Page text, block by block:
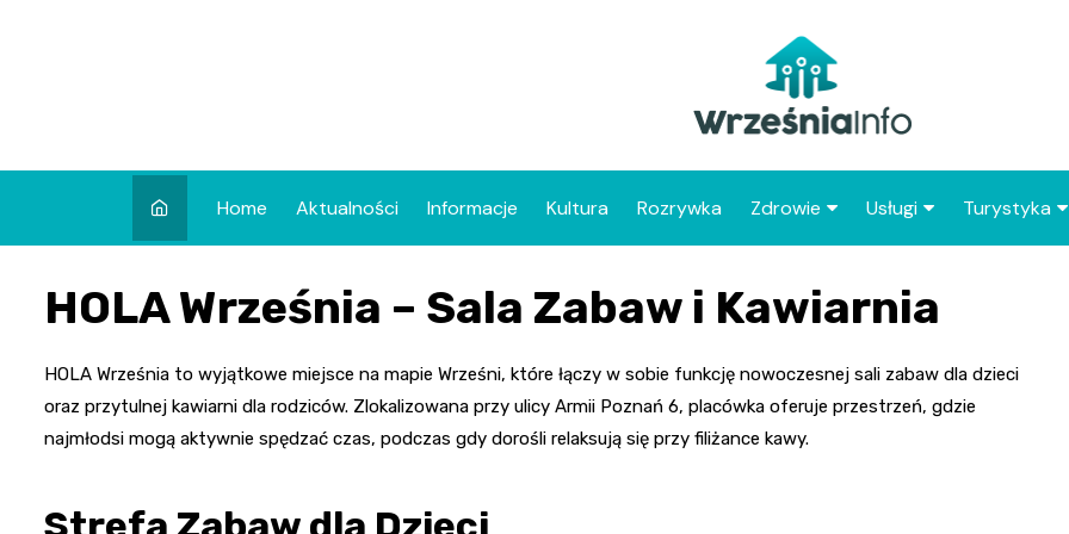
Home Aktualności Informacje Kultura Rozrywka Zdrowie
Szpital
Placówki POZ
Usługi
Punkty gastronomiczne
Turystyka
Atrakcje
Wrześni
Zabytki
powiatu
HOLA Września – Sala Zabaw i Kawiarnia
HOLA Września to wyjątkowe miejsce na mapie Wrześni, które łączy w sobie funkcję nowoczesnej sali zabaw dla dzieci
oraz przytulnej kawiarni dla rodziców. Zlokalizowana przy ulicy Armii Poznań 6, placówka oferuje przestrzeń, gdzie
najmłodsi mogą aktywnie spędzać czas, podczas gdy dorośli relaksują się przy filiżance kawy.